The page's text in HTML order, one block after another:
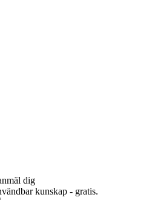
dig
kunskap - gratis.